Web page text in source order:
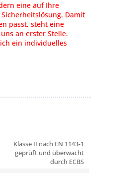
eine auf Ihre
Damit
passt, steht eine
an erster Stelle.
ein individuelles
Klasse II nach EN 1143-1
geprüft und überwacht
durch ECBS